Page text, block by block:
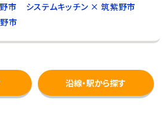
市
システムキッチン × 筑紫野市
市
沿線・駅から探す